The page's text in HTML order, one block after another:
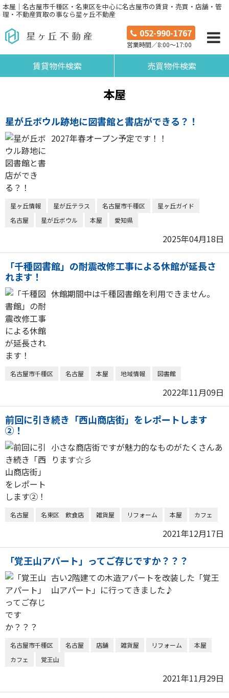
本屋｜名古屋市千種区・名東区を中心に名古屋市の賃貸・売買・店舗・管
理・不動産買取の事なら星ヶ丘不動産
052-990-1767
営業時間／8:00～17:00
賃貸物件検索 売買物件検索
本屋
星が丘ボウル跡地に図書館と書店ができる？！
2027年春オープン予定です！！
星ヶ丘情報 星が丘テラス 名古屋市千種区
星ヶ丘ガイド
名古屋
星が丘ボウル 本屋 愛知県
2025年04月18日
「千種図書館」の耐震改修工事による休館が延長さ
れます！
休館期間中は千種図書館を利用できません。
名古屋市千種区 名古屋 本屋 地域情報 図書館
2022年11月09日
前回に引き続き「西山商店街」をレポートします
②！
小さな商店街ですが魅力的なものがたくさんあ
ります☆彡
名古屋 名東区 飲食店 雑貨屋 リフォーム 本屋 カフェ
2021年12月17日
「覚王山アパート」ってご存じですか？？？
古い2階建ての木造アパートを改装した「覚王
山アパート」に行ってきました♪
名古屋市千種区 名古屋 店舗 雑貨屋 リフォーム
本屋
カフェ
覚王山
2021年11月29日